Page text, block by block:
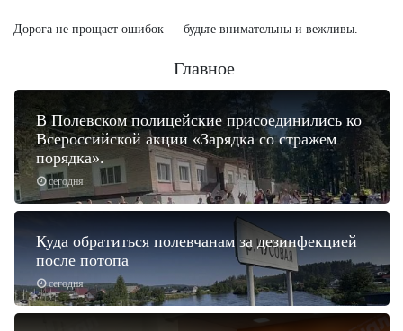
Дорога не прощает ошибок — будьте внимательны и вежливы.
Главное
сегодня
В Полевском полицейские присоединились ко
Всероссийской акции «Зарядка со стражем
порядка».
сегодня
Куда обратиться полевчанам за дезинфекцией
после потопа